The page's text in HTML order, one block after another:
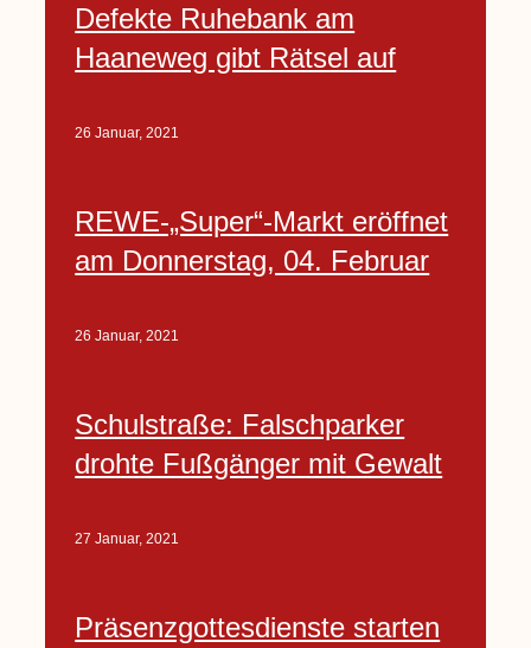
Defekte Ruhebank am
Haaneweg gibt Rätsel auf
26 Januar, 2021
REWE-„Super“-Markt eröffnet
am Donnerstag, 04. Februar
26 Januar, 2021
Schulstraße: Falschparker
drohte Fußgänger mit Gewalt
27 Januar, 2021
Präsenzgottesdienste starten